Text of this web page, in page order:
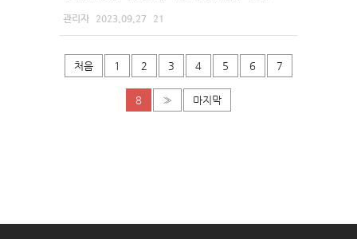
관리자 2023.09.27 21
처음 1 2 3 4 5 6 7
8 » 마지막